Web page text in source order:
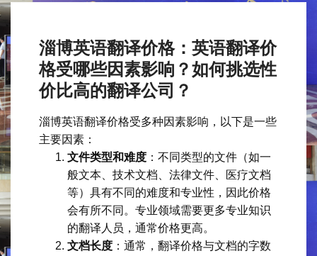
淄博英语翻译价格：英语翻译价
格受哪些因素影响？如何挑选性
价比高的翻译公司？
淄博英语翻译价格受多种因素影响，以下是一些
主要因素：
文件类型和难度 ：不同类型的文件（如一
般文本、技术文档、法律文件、医疗文档
等）具有不同的难度和专业性，因此价格
会有所不同。专业领域需要更多专业知识
的翻译人员，通常价格更高。
文档长度 ：通常，翻译价格与文档的字数